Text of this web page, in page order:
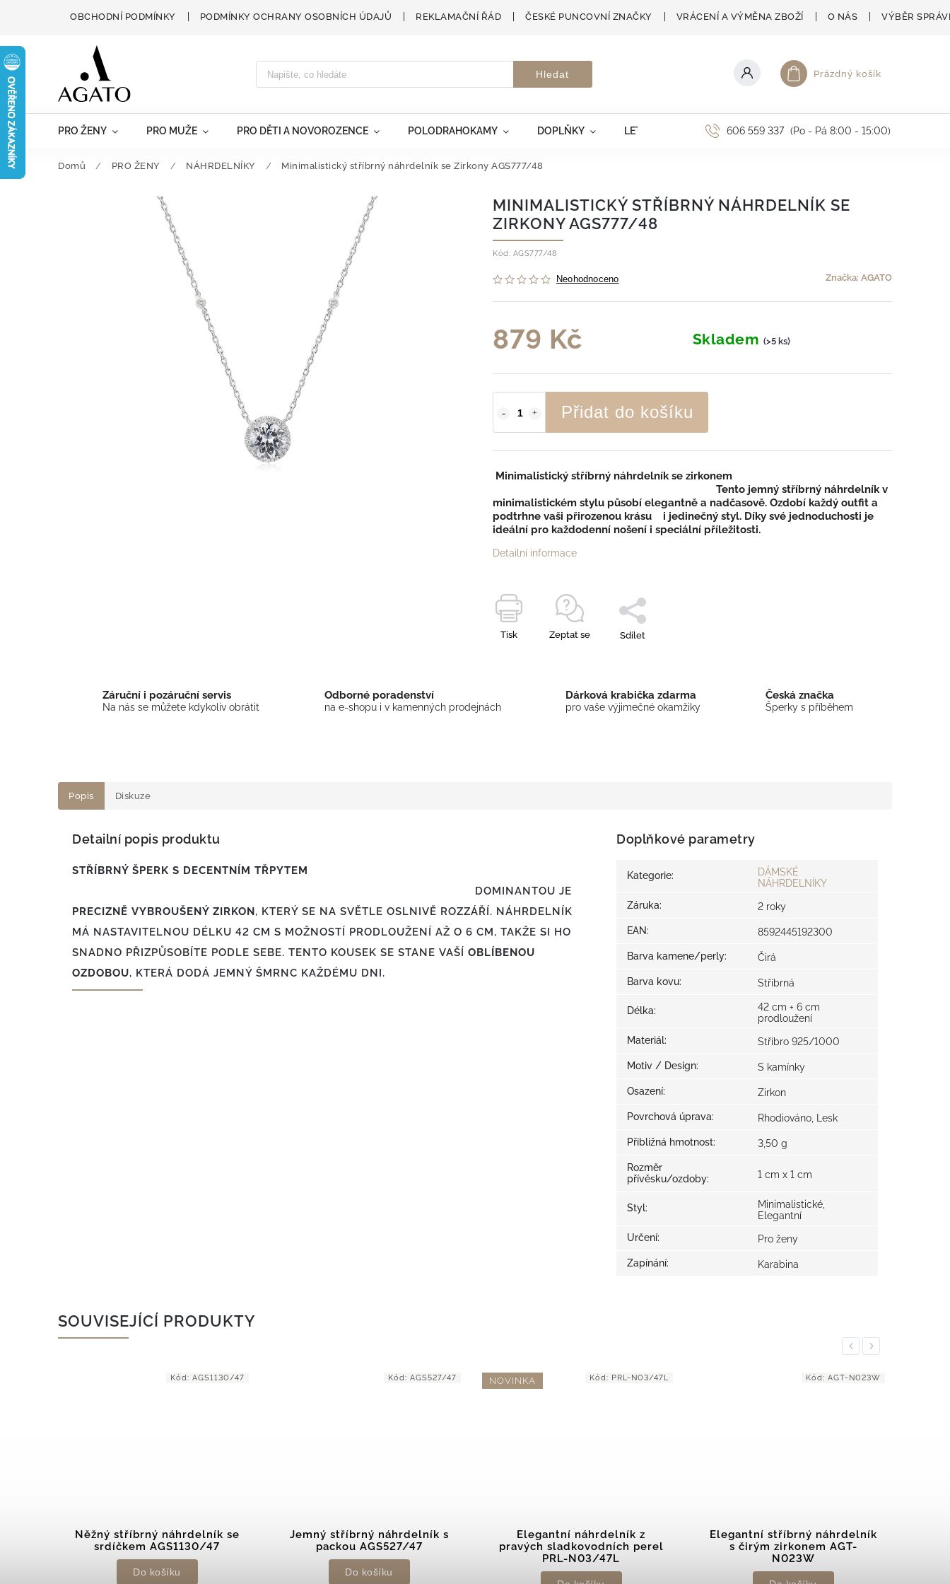
OBCHODNÍ PODMÍNKY PODMÍNKY OCHRANY OSOBNÍCH ÚDAJŮ REKLAMAČNÍ ŘÁD ČESKÉ PUNCOVNÍ ZNAČKY VRÁCENÍ A VÝMĚNA ZBOŽÍ O NÁS VÝBĚR
Hledat Nákupní košík
Prázdný košík
PRO ŽENY PRO MUŽE PRO DĚTI A NOVOROZENCE POLODRAHOKAMY DOPLŇKY LETNÍ AKCE 606 559 337 (Po - Pá 8:00 - 15:00)
Domů / PRO ŽENY / NÁHRDELNÍKY / Minimalistický stříbrný náhrdelník se Zirkony AGS777/48
MINIMALISTICKÝ STŘÍBRNÝ NÁHRDELNÍK SE
ZIRKONY AGS777/48
Kód: AGS777/48
Neohodnoceno Značka: AGATO
879 Kč Skladem (>5 ks)
Přidat do košíku
Minimalistický stříbrný náhrdelník se zirkonem
Tento jemný stříbrný náhrdelník v
minimalistickém stylu působí elegantně a nadčasově. Ozdobí každý outfit a
podtrhne vaši přirozenou krásu i jedinečný styl. Díky své jednoduchosti je
ideální pro každodenní nošení i speciální příležitosti.
Detailní informace
Tisk Zeptat se Sdílet
Záruční i pozáruční servis
Na nás se můžete kdykoliv obrátit
Odborné poradenství
na e-shopu i v kamenných prodejnách
Dárková krabička zdarma
pro vaše výjimečné okamžiky
Česká značka
Šperky s příběhem
Popis Diskuze
Detailní popis produktu
STŘÍBRNÝ ŠPERK S DECENTNÍM TŘPYTEM
DOMINANTOU JE
PRECIZNĚ VYBROUŠENÝ ZIRKON, KTERÝ SE NA SVĚTLE OSLNIVĚ ROZZÁŘÍ. NÁHRDELNÍK
MÁ NASTAVITELNOU DÉLKU 42 CM S MOŽNOSTÍ PRODLOUŽENÍ AŽ O 6 CM, TAKŽE SI HO
SNADNO PŘIZPŮSOBÍTE PODLE SEBE. TENTO KOUSEK SE STANE VAŠÍ OBLÍBENOU
OZDOBOU, KTERÁ DODÁ JEMNÝ ŠMRNC KAŽDÉMU DNI.
Doplňkové parametry
Kategorie:
DÁMSKÉ
NÁHRDELNÍKY
Záruka: 2 roky
EAN: 8592445192300
Barva kamene/perly: Čirá
Barva kovu: Stříbrná
Délka:
42 cm + 6 cm
prodloužení
Materiál: Stříbro 925/1000
Motiv / Design: S kamínky
Osazení: Zirkon
Povrchová úprava: Rhodiováno, Lesk
Přibližná hmotnost: 3,50 g
Rozměr
přívěsku/ozdoby: 1 cm x 1 cm
Styl:
Minimalistické,
Elegantní
Určení: Pro ženy
Zapínání: Karabina
SOUVISEJÍCÍ PRODUKTY
Previous
Něžný stříbrný náhrdelník se
srdíčkem AGS1130/47
Do košíku
Kód: AGS1130/47
Jemný stříbrný náhrdelník s
packou AGS527/47
Do košíku
Kód: AGS527/47 NOVINKA
Elegantní náhrdelník z
pravých sladkovodních perel
PRL-N03/47L
Kód: PRL-N03/47L
Elegantní stříbrný náhrdelník
s čirým zirkonem AGT-
N023W
Kód: AGT-N023W
Next